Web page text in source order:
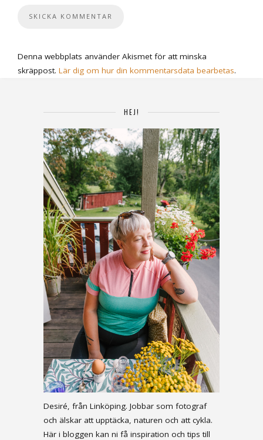
Denna webbplats använder Akismet för att minska
skräppost. Lär dig om hur din kommentarsdata bearbetas.
HEJ!
Desiré, från Linköping. Jobbar som fotograf
och älskar att upptäcka, naturen och att cykla.
Här i bloggen kan ni få inspiration och tips till